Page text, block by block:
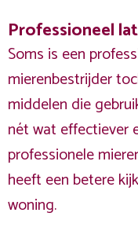
Professioneel
Soms is een
mierenbestrijder
middelen die
nét wat effectiever
professionele
heeft een betere
woning.